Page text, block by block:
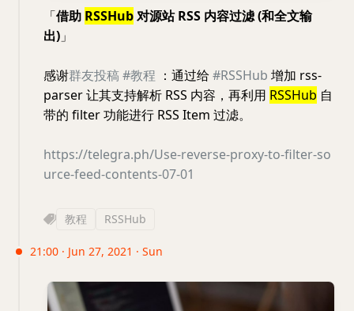
「借助 RSSHub对源站 RSS 内容过滤 (和全文输
出) 」
感谢群友投稿#教程 ：通过给#RSSHub 增加 rss-
parser 让其支持解析 RSS 内容，再利用 RSSHub 自
带的 filter 功能进行 RSS Item 过滤。
https://telegra.ph/Use-reverse-proxy-to-filter-so
urce-feed-contents-07-01
教程 RSSHub
21:00 · Jun 27, 2021 · Sun